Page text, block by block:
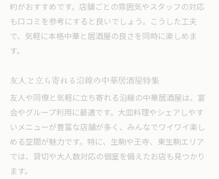
約がおすすめです。店舗ごとの雰囲気やスタッフの対応
も口コミを参考にすると良いでしょう。こうした工夫
で、気軽に本格中華と居酒屋の良さを同時に楽しめま
す。
友人と立ち寄れる沿線の中華居酒屋特集
友人や同僚と気軽に立ち寄れる沿線の中華居酒屋は、宴
会やグループ利用に最適です。大皿料理やシェアしやす
いメニューが豊富な店舗が多く、みんなでワイワイ楽し
める空間が魅力です。特に、生駒や王寺、東生駒エリア
では、貸切や大人数対応の個室を備えたお店も見つかり
ます。